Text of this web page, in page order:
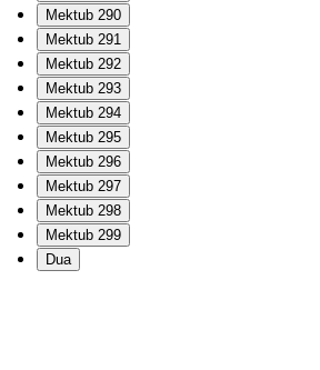
Mektub 290
Mektub 291
Mektub 292
Mektub 293
Mektub 294
Mektub 295
Mektub 296
Mektub 297
Mektub 298
Mektub 299
Dua